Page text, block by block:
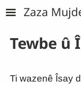
Skip to main
Zaza
Tewbe û
Ti wazenê Îsay